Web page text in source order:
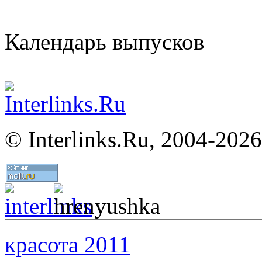
Календарь выпусков
© Interlinks.Ru, 2004-2026
красота 2011